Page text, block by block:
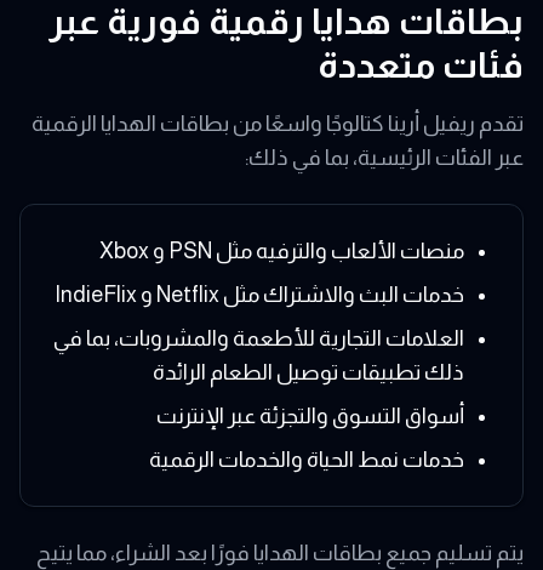
بطاقات هدايا رقمية فورية عبر
فئات متعددة
تقدم ريفيل أرينا كتالوجًا واسعًا من بطاقات الهدايا الرقمية
عبر الفئات الرئيسية، بما في ذلك:
منصات الألعاب والترفيه مثل PSN و Xbox
خدمات البث والاشتراك مثل Netflix و IndieFlix
العلامات التجارية للأطعمة والمشروبات، بما في
ذلك تطبيقات توصيل الطعام الرائدة
أسواق التسوق والتجزئة عبر الإنترنت
خدمات نمط الحياة والخدمات الرقمية
يتم تسليم جميع بطاقات الهدايا فورًا بعد الشراء، مما يتيح